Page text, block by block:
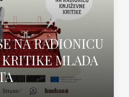
NA RADIONICU
MLADA